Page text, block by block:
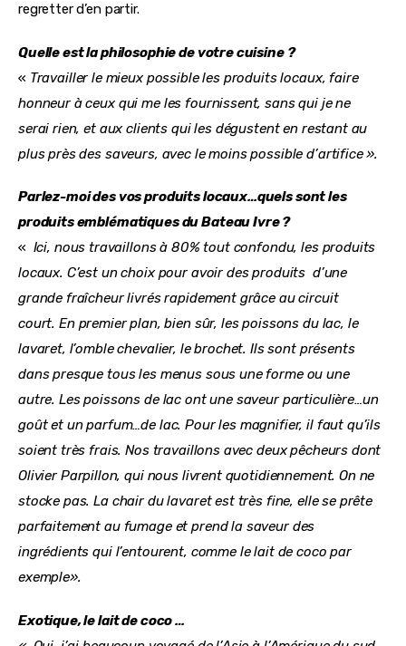
regretter d’en partir.
Quelle est la philosophie de votre cuisine ?
« Travailler le mieux possible les produits locaux, faire
honneur à ceux qui me les fournissent, sans qui je ne
serai rien, et aux clients qui les dégustent en restant au
plus près des saveurs, avec le moins possible d’artifice ».
Parlez-moi des vos produits locaux…quels sont les
produits emblématiques du Bateau Ivre ?
« Ici, nous travaillons à 80% tout confondu, les produits
locaux. C’est un choix pour avoir des produits  d’une
grande fraîcheur livrés rapidement grâce au circuit
court. En premier plan, bien sûr, les poissons du lac, le
lavaret, l’omble chevalier, le brochet. Ils sont présents
dans presque tous les menus sous une forme ou une
autre. Les poissons de lac ont une saveur particulière…un
goût et un parfum…de lac. Pour les magnifier, il faut qu’ils
soient très frais. Nos travaillons avec deux pêcheurs dont
Olivier Parpillon, qui nous livrent quotidiennement. On ne
stocke pas. La chair du lavaret est très fine, elle se prête
parfaitement au fumage et prend la saveur des
ingrédients qui l’entourent, comme le lait de coco par
exemple».
Exotique, le lait de coco …